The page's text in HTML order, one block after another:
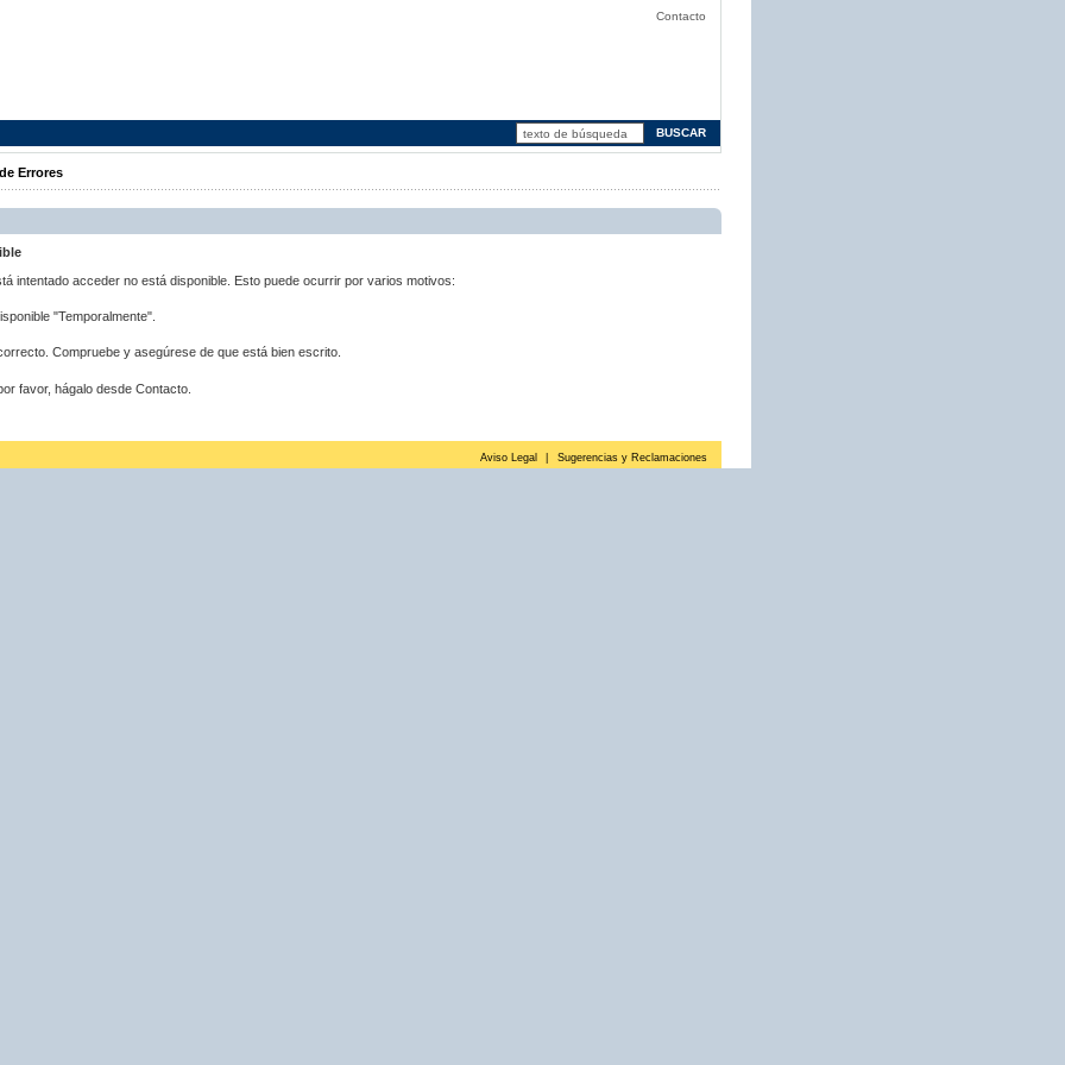
Contacto
Errores
intentado acceder no está disponible. Esto puede ocurrir por varios motivos:
"Temporalmente".
Compruebe y asegúrese de que está bien escrito.
favor, hágalo desde Contacto.
Aviso Legal Sugerencias y Reclamaciones